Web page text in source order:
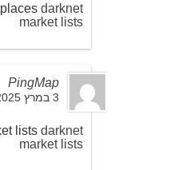
darknet
market lists
PingMap
3 במרץ 2025 ב 20:30
lists darknet
market lists